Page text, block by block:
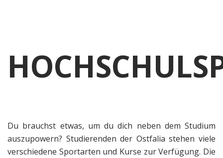
Du brauchst etwas, um du dich neben dem Studium
auszupowern? Studierenden der Ostfalia stehen viele
verschiedene Sportarten und Kurse zur Verfügung. Die